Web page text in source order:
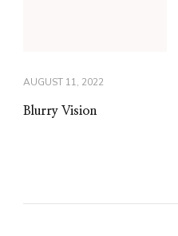
AUGUST 11, 2022
Blurry Vision